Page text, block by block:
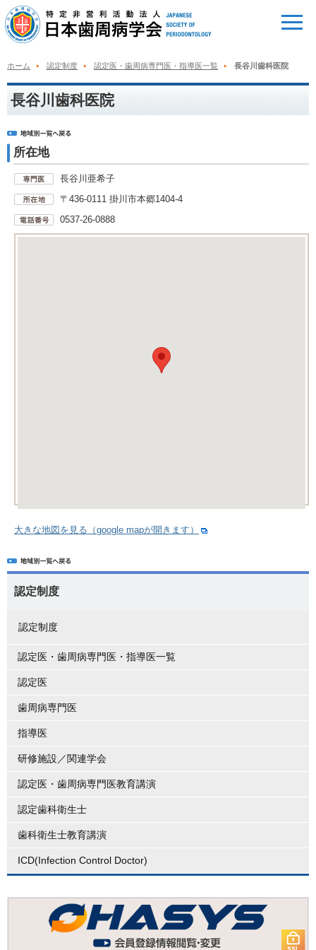
ホーム 認定制度 認定医・歯周病専門医・指導医一覧 長谷川歯科医院
長谷川歯科医院
所在地
長谷川亜希子
〒436-0111 掛川市本郷1404-4
0537-26-0888
大きな地図を見る（google mapが開きます）
認定制度
認定制度
認定医・歯周病専門医・指導医一覧
認定医
歯周病専門医
指導医
研修施設／関連学会
認定医・歯周病専門医教育講演
認定歯科衛生士
歯科衛生士教育講演
ICD(Infection Control Doctor)